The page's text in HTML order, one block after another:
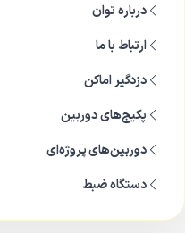
درباره توان
ارتباط با ما
دزدگیر اماکن
پکیج‌های دوربین
دوربین‌های پروژه‌ای
دستگاه ضبط